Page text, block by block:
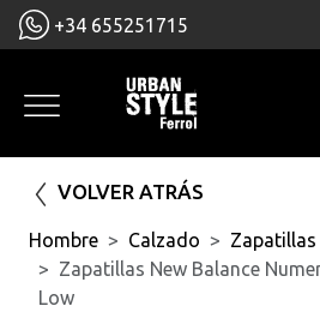
+34 655251715
VOLVER ATRÁS
Hombre Calzado
Zapatillas
Zapatillas New Balance
Low